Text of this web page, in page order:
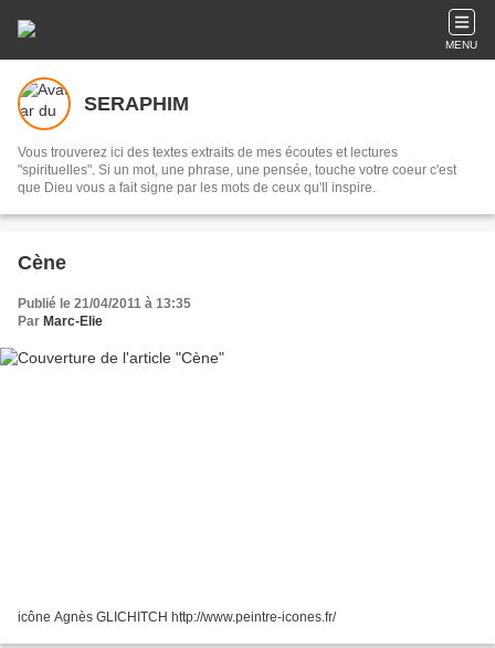
MENU
SERAPHIM
Vous trouverez ici des textes extraits de mes écoutes et lectures
"spirituelles". Si un mot, une phrase, une pensée, touche votre coeur c'est
que Dieu vous a fait signe par les mots de ceux qu'Il inspire.
Cène
Publié le 21/04/2011 à 13:35
Par Marc-Elie
icône Agnès GLICHITCH http://www.peintre-icones.fr/